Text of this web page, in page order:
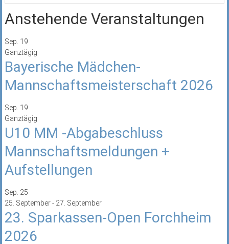
Anstehende Veranstaltungen
Sep. 19
Ganztägig
Bayerische Mädchen-
Mannschaftsmeisterschaft 2026
Sep. 19
Ganztägig
U10 MM -Abgabeschluss
Mannschaftsmeldungen +
Aufstellungen
Sep. 25
25. September- 27. September
23. Sparkassen-Open Forchheim
2026